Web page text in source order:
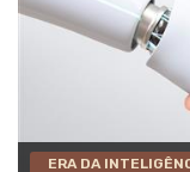
ERA DA